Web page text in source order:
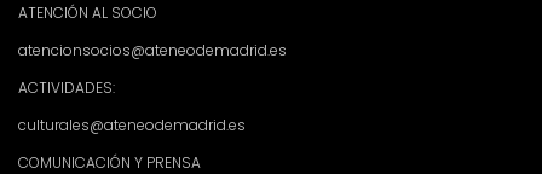
ATENCIÓN AL SOCIO
atencionsocios@ateneodemadrid.es
ACTIVIDADES:
culturales@ateneodemadrid.es
COMUNICACIÓN Y PRENSA